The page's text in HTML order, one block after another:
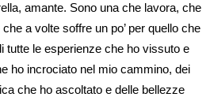
amante. Sono una che lavora, che
a volte soffre un po’ per quello che
tutte le esperienze che ho vissuto e
ho incrociato nel mio cammino, dei
che ho ascoltato e delle bellezze